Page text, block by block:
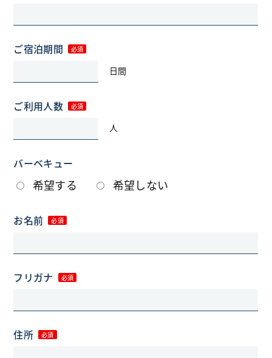
ご宿泊期間
日間
ご利用人数
人
バーベキュー
希望する 希望しない
お名前
フリガナ
住所